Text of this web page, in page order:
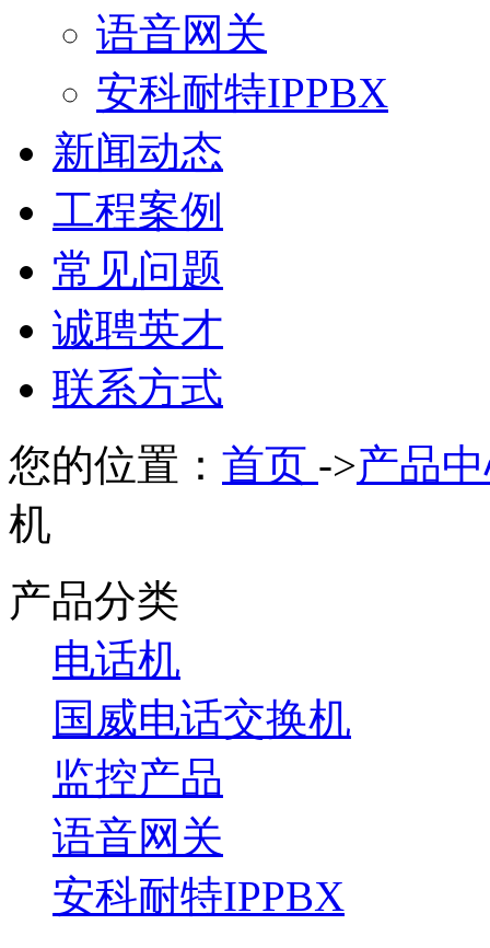
语音网关
安科耐特IPPBX
新闻动态
工程案例
常见问题
诚聘英才
联系方式
您的位置： 首页 ->产品
机
产品分类
电话机
国威电话交换机
监控产品
语音网关
安科耐特IPPBX